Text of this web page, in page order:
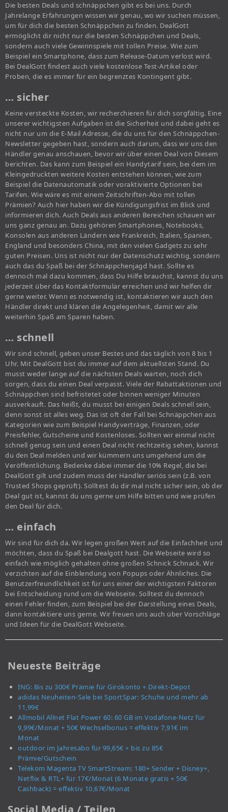
Die besten Deals und schnäppchen gibt es bei uns. Durch
Jahrelange Erfahrungen wissen wir genau, wo wir suchen müssen,
um für dich die besten Schnäppchen zu finden. DealGott
ermöglicht dir nicht nur die besten Schnäppchen und Deals,
sondern auch viele Gewinnspiele mit tollen Preise. Wie zum
Beispiel ein Smartphone, dass zum Release-Datum verlost wird.
Bei DealGott findest auch viele kostenlose Test-Artikel oder
Proben, die es immer für ein begrenztes Kontingent gibt.
… sicher
Keine versteckte Kosten, wir recherchieren für dich sorgfältig. Eine
unserer wichtigsten Aufgaben ist die Sicherheit und dabei geht es
nicht nur um die E-Mail Adresse, die du uns für den Schnäppchen-
Newsletter gegeben hast, sondern auch darum, dass wir uns den
Händler genau anschauen, bevor wir über einen Deal von Diesem
berichten. Das kann zum Beispiel ein Handytarif sein, bei dem im
Kleingedruckten weitere Kosten entstehen können, wie zum
Beispiel die Datenautomatik oder voraktivierte Optionen bei
Tarifen. Wie wäre es mit einem Zeitschriften-Abo mit tollen
Prämien? Auch hier haben wir die Kündigungsfrist im Blick und
informieren dich. Auch Deals aus anderen Bereichen schauen wir
uns ganz genau an. Dazu gehören Smartphones, Notebooks,
Konsolen aus anderen Ländern wie Frankreich, Italien, Spanien,
England und besonders China, mit den vielen Gadgets zu sehr
guten Preisen. Uns ist nicht nur der Datenschutz wichtig, sondern
auch das du Spaß bei der Schnäppchenjagd hast. Sollte es
dennoch mal dazu kommen, dass Du Hilfe brauchst, kannst du uns
jederzeit über das Kontaktformular erreichen und wir helfen dir
gerne weiter. Wenn es notwendig ist, kontaktieren wir auch den
Händler direkt und klären die Angelegenheit, damit wir alle
weiterhin Spaß am Sparen haben.
… schnell
Wir sind schnell, geben unser Bestes und das täglich von 8 bis 1
Uhr. Mit DealGott bist du immer auf dem aktuellsten Stand. Du
musst weder lange auf die nächsten Deals warten, noch dich
sorgen, dass du einen Deal verpasst. Viele der Rabattaktionen und
Schnäppchen sind befristetet oder binnen weniger Minuten
ausverkauft. Das heißt, du musst bei einigen Deals schnell sein,
denn sonst ist alles weg. Das ist oft der Fall bei Schnäppchen aus
Kategorien wie zum Beispiel Handyverträge, Finanzen, oder
Preisfehler, Gutscheine und Kostenloses. Sollten wir einmal nicht
schnell genug sein und einen Deal nicht rechtzeitig sehen, kannst
du den Deal melden und wir kümmern uns umgehend um die
Veröffentlichung. Bedenke dabei immer die 10% Regel, die bei
DealGott gilt und zudem muss der Händler seriös sein (z.B. von
Trusted Shops geprüft). Solltest du dir mal nicht sicher sein, ob der
Deal gut ist, kannst du uns gerne um Hilfe bitten und wie prüfen
den Deal für dich.
… einfach
Wir sind für dich da. Wir legen großen Wert auf die Einfachheit und
möchten, dass du Spaß bei Dealgott hast. Die Webseite wird so
einfach wie möglich gehalten ohne großen Schnick Schnack. Wir
verzichten auf die Einblendung von Popups oder Ähnliches. Die
Benutzerfreundlichkeit ist für uns einer der wichtigsten Faktoren
bei Entscheidung rund um die Webseite. Solltest du dennoch
einen Fehler finden, zum Beispiel bei der Darstellung eines Deals,
dann kontaktiere uns gerne. Wir freuen uns auch über Vorschläge
und Ideen für die DealGott Webseite.
Neueste Beiträge
ING: Bis zu 300€ Prämie für Girokonto + Direkt-Depot
adidas Neuheiten-Sale bei SportSpar: Schuhe und mehr ab
11,99€
Allmobil Allnet Flat Power 60: 60 GB im Vodafone-Netz für
9,99€/Monat + 50€ Wechselbonus = effektiv 7,91€ im
Monat
outdoor im Jahresabo für 99,65€ + bis zu 85€
Prämie/Gutschein
Telekom Magenta TV SmartStream: 180+ Sender + Disney+,
Netflix & RTL+ für 17€/Monat (6 Monate gratis + 50€
Cashback) = effektiv 10,67€/Monat